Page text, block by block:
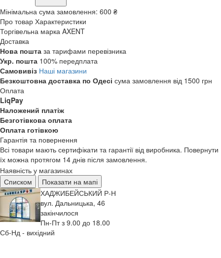
Мінімальна сума замовлення: 600 ₴
Про товар Характеристики
Торгівельна марка AXENT
Доставка
Нова пошта за тарифами перевізника
Укр. пошта 100% передплата
Самовивіз Наші магазини
Безкоштовна доставка по Одесі сума замовлення від 1500 грн
Оплата
LiqPay
Наложений платіж
Безготівкова оплата
Оплата готівкою
Гарантія та повернення
Всі товари мають сертифікати та гарантії від виробника. Повернути
їх можна протягом 14 днів після замовлення.
Наявність у магазинах
Списком
Показати на мапі
ХАДЖИБЕЙСЬКИЙ Р-Н
вул. Дальницька, 46
закінчилося
Пн-Пт з 9.00 до 18.00
Сб-Нд - вихідний